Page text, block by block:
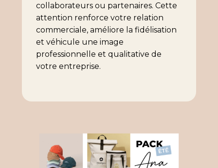
collaborateurs ou partenaires. Cette
attention renforce votre relation
commerciale, améliore la fidélisation
et véhicule une image
professionnelle et qualitative de
votre entreprise.